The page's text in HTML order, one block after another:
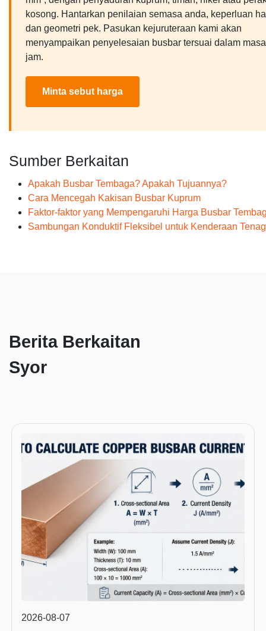
kosong. Hantarkan penilaian semasa anda, keperluan
dan geometri pek. Pasukan kejuruteraan kami akan
menyampaikan penyelesaian busbar tersuai dalam
jam.
Minta sebut harga
Sumber Berkaitan
Apakah Busbar Tembaga? Apakah Tujuannya?
Cara Mencegah Kakisan Busbar Kuprum
Faktor-faktor yang Mempengaruhi Harga Busbar
Sambungan Konduktif Fleksibel untuk Kenderaan
Berita Berkaitan
Syor
2026-08-07